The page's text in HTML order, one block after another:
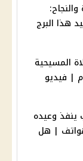
هذا البرج
المسيحية
| فيديو
ينفذ وعيده
| هل